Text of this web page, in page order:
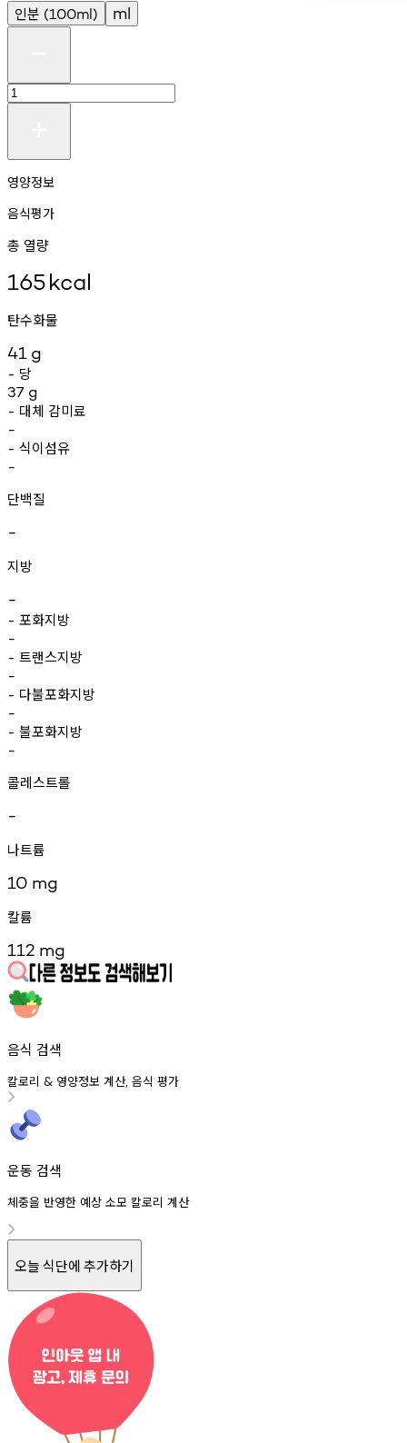
인분 (100ml) ml
영양정보
음식평가
총 열량
165kcal
탄수화물
41 g
- 당
37 g
- 대체 감미료
-
- 식이섬유
-
단백질
-
지방
-
- 포화지방
-
- 트랜스지방
-
- 다불포화지방
-
- 불포화지방
-
콜레스트롤
-
나트륨
10 mg
칼륨
112 mg
음식 검색
칼로리 & 영양정보 계산, 음식 평가
운동 검색
체중을 반영한 예상 소모 칼로리 계산
오늘 식단에 추가하기